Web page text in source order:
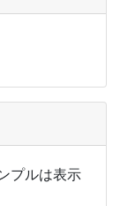
プルは表示